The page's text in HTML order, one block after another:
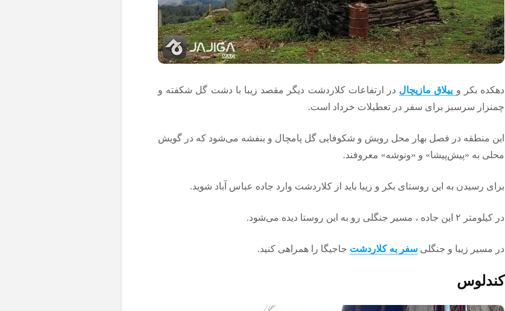
دهکده بکر و ییلاق مازیچال در ارتفاعات کلاردشت دیگر مقصد زیبا با دشت گل شکفته و
چمنزار سرسبز برای سفر در تعطیلات خرداد است.
این منطقه در فصل بهار محل رویش و شکوفایی گل پامچال و بنفشه می‌شود که در گویش
محلی به «پیش‌پیشا» و «ونوشه» معروفند.
برای رسیدن به این روستای بکر و زیبا باید از کلاردشت وارد جاده عباس آباد شوید.
در کیلومتر ۲ این جاده ، مسیر جنگلی رو به این روستا دیده می‌شود.
در مسیر زیبا و جنگلی سفر به کلاردشت جاجیگا را همراهی کنید.
کندلوس